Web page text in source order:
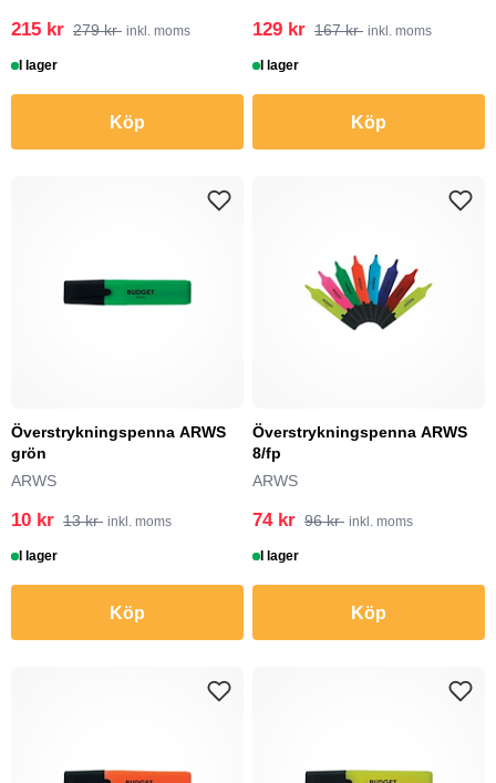
215 kr 279 kr inkl. moms
I lager
Köp
129 kr 167 kr inkl. moms
I lager
Köp
Överstrykningspenna ARWS
grön
ARWS
10 kr 13 kr inkl. moms
I lager
Köp
Överstrykningspenna ARWS
8/fp
ARWS
74 kr 96 kr inkl. moms
I lager
Köp